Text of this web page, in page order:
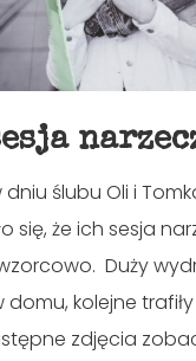
ślubu Oli i
się, że ich sesja
Duży
domu, kolejne
zdjęcia